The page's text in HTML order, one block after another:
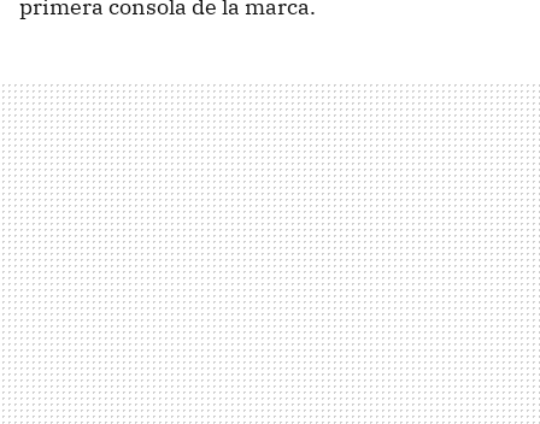
primera consola de la marca.